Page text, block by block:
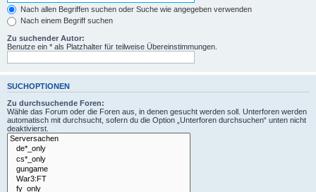
Nach allen Begriffen suchen oder Suche wie angegeben verwenden
Nach einem Begriff suchen
Zu suchender Autor:
Benutze ein * als Platzhalter für teilweise Übereinstimmungen.
SUCHOPTIONEN
Zu durchsuchende Foren:
Wähle das Forum oder die Foren aus, in denen gesucht werden soll. Unterforen werden
automatisch mit durchsucht, sofern du die Option „Unterforen durchsuchen“ unten nicht
deaktivierst.